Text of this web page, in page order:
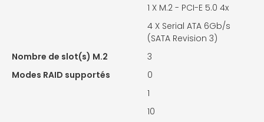
1 X M.2 - PCI-E 5.0 4x
4 X Serial ATA 6Gb/s
(SATA Revision 3)
Nombre de slot(s) M.2
3
Modes RAID supportés
0
1
10